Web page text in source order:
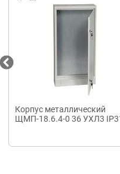
Корпус металлический
ЩМП-18.6.4-0 36 УХЛ3